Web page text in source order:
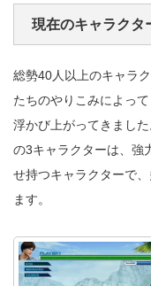
現在のキャラクタ
総勢40人以上のキャラ
たちのやりこみによっ
浮かび上がってきまし
の3キャラクターは、強
せ持つキャラクターで
ます。